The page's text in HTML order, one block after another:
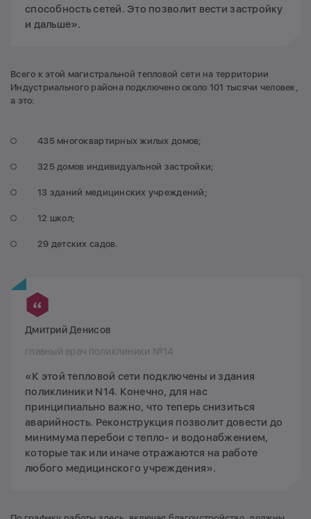
способность сетей. Это позволит вести застройку
и дальше».
Всего к этой магистральной тепловой сети на территории
Индустриального района подключено около 101 тысячи человек,
а это:
435 многоквартирных жилых домов;
325 домов индивидуальной застройки;
13 зданий медицинских учреждений;
12 школ;
29 детских садов.
Дмитрий Денисов
главный врач поликлиники №14
«К этой тепловой сети подключены и здания
поликлиники N14. Конечно, для нас
принципиально важно, что теперь снизиться
аварийность. Реконструкция позволит довести до
минимума перебои с тепло- и водонабжением,
которые так или иначе отражаются на работе
любого медицинского учреждения».